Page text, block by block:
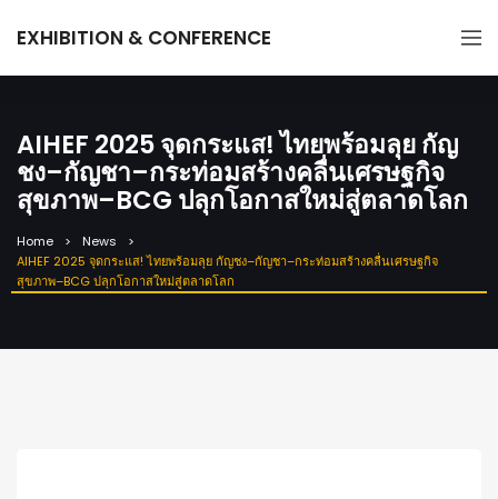
EXHIBITION & CONFERENCE
AIHEF 2025 จุดกระแส! ไทยพร้อมลุย กัญ
ชง–กัญชา–กระท่อมสร้างคลื่นเศรษฐกิจ
สุขภาพ–BCG ปลุกโอกาสใหม่สู่ตลาดโลก
Home
News
AIHEF 2025 จุดกระแส! ไทยพร้อมลุย กัญชง–กัญชา–กระท่อมสร้างคลื่นเศรษฐกิจ
สุขภาพ–BCG ปลุกโอกาสใหม่สู่ตลาดโลก